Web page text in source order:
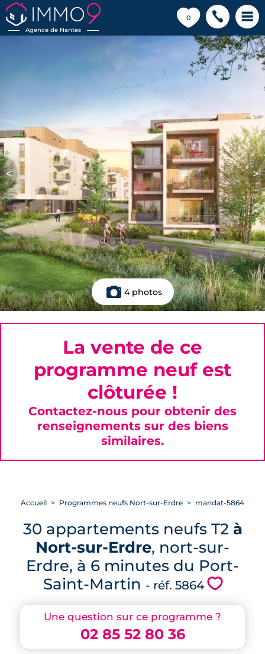
Agence de Nantes
0
💗
< >
4 photos
Une question sur ce programme ?
02 85 52 80 36
Accueil Programmes neufs Nort-sur-Erdre mandat-5864
30 appartements neufs T2 à
Nort-sur-Erdre, nort-sur-
Erdre, à 6 minutes du Port-
Saint-Martin - réf. 5864 💗
La vente de ce
programme neuf est
clôturée !
Contactez-nous pour obtenir des
renseignements sur des biens
similaires.